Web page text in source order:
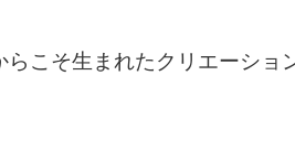
こそ生まれたクリエーショ